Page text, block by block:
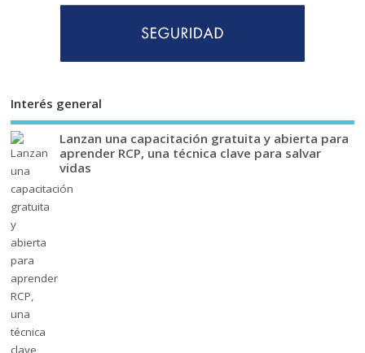
Interés general
Lanzan una capacitación gratuita y abierta para
aprender RCP, una técnica clave para salvar
vidas